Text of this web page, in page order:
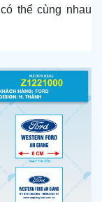
thể cùng nhau